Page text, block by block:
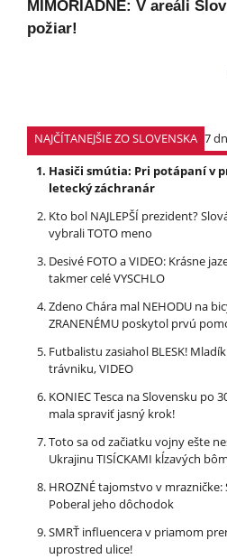
MIMORIADNE: V areáli
požiar!
NAJČÍTANEJŠIE ZO SLOVENSKA 7
Hasiči smútia: Pri potápaní v
letecký záchranár
Kto bol NAJLEPŠÍ prezident?
vybrali TOTO meno
Desivé FOTO a VIDEO: Krásne
takmer celé VYSCHLO
Zdeno Chára mal NEHODU na
ZRANENÉMU poskytol prvú
Futbalistu zasiahol BLESK!
trávniku, VIDEO
KONIEC Tesca na Slovensku po
mala spraviť jasný krok!
Toto sa od začiatku vojny ešte
Ukrajinu TISÍCKAMI kĺzavých
HROZNÉ tajomstvo v
Poberal jeho dôchodok
SMRŤ influencera v priamom
uprostred ulice!